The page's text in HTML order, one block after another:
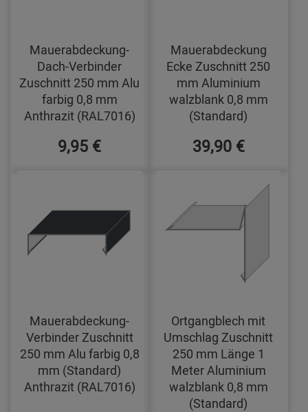
Mauerabdeckung-
Dach-Verbinder
Zuschnitt 250 mm Alu
farbig 0,8 mm
Anthrazit (RAL7016)
9,95 €
Mauerabdeckung
Ecke Zuschnitt 250
mm Aluminium
walzblank 0,8 mm
(Standard)
39,90 €
Mauerabdeckung-
Verbinder Zuschnitt
250 mm Alu farbig 0,8
mm (Standard)
Anthrazit (RAL7016)
Ortgangblech mit
Umschlag Zuschnitt
250 mm Länge 1
Meter Aluminium
walzblank 0,8 mm
(Standard)